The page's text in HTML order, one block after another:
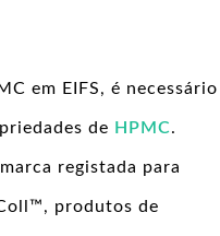
em EIFS, é necessário
de HPMC.
registada para
produtos de